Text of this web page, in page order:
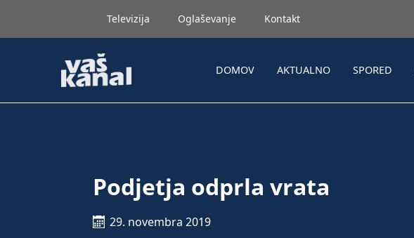
Televizija Oglaševanje Kontakt
DOMOV AKTUALNO SPORED
Podjetja odprla vrata
29. novembra 2019